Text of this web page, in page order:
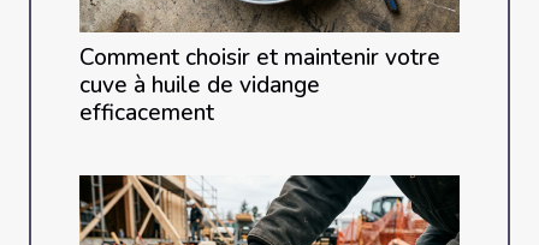
Comment choisir et maintenir votre
cuve à huile de vidange
efficacement